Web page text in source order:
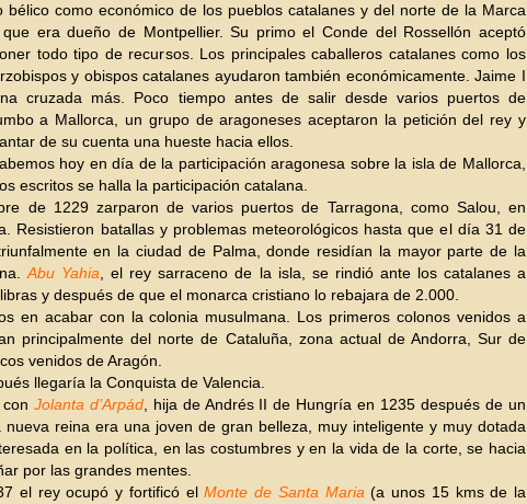
bélico como económico de los pueblos catalanes y del norte de la Marca
era dueño de Montpellier. Su primo el Conde del Rossellón aceptó
todo tipo de recursos. Los principales caballeros catalanes como los
y obispos catalanes ayudaron también económicamente. Jaime I
cruzada más. Poco tiempo antes de salir desde varios puertos de
a Mallorca, un grupo de aragoneses aceptaron la petición del rey y
de su cuenta una hueste hacia ellos.
hoy en día de la participación aragonesa sobre la isla de Mallorca,
escritos se halla la participación catalana.
de 1229 zarparon de varios puertos de Tarragona, como Salou, en
Resistieron batallas y problemas meteorológicos hasta que el día 31 de
en la ciudad de Palma, donde residían la mayor parte de la
Abu Yahia , el rey sarraceno de la isla, se rindió ante los catalanes a
y después de que el monarca cristiano lo rebajara de 2.000.
en acabar con la colonia musulmana. Los primeros colonos venidos a
principalmente del norte de Cataluña, zona actual de Andorra, Sur de
venidos de Aragón.
llegaría la Conquista de Valencia.
Jolanta d’Arpád, hija de Andrés II de Hungría en 1235 después de un
nueva reina era una joven de gran belleza, muy inteligente y muy dotada
en la política, en las costumbres y en la vida de la corte, se hacia
por las grandes mentes.
el rey ocupó y fortificó elMonte de Santa Maria (a unos 15 kms de la